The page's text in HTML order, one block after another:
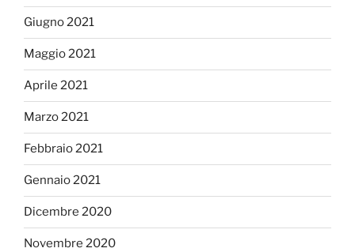
Giugno 2021
Maggio 2021
Aprile 2021
Marzo 2021
Febbraio 2021
Gennaio 2021
Dicembre 2020
Novembre 2020